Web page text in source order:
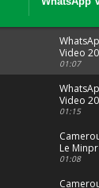
Video
04 at 15
01:07
Video
29 at 12
01:15
Le
alerte
jeunes
01:08